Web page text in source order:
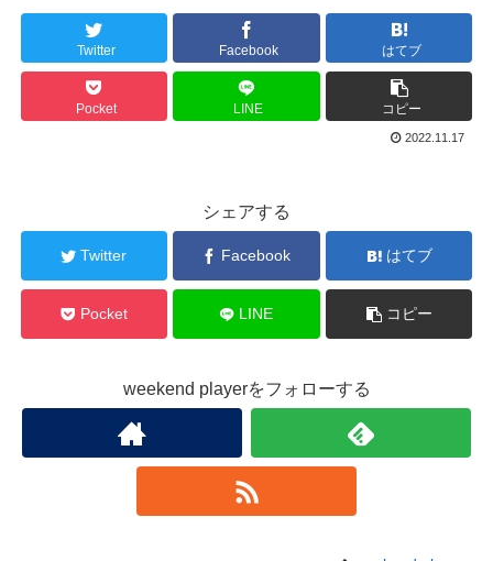
Twitter Facebook はてブ
Pocket LINE コピー
2022.11.17
シェアする
Twitter Facebook はてブ
Pocket LINE コピー
weekend playerをフォローする